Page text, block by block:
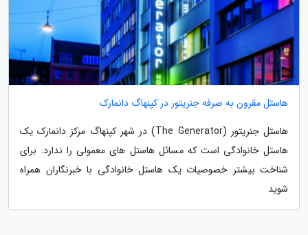
هاستل مقرون به صرفه جنریتور در کپنهاگ دانمارک
هاستل جنریتور (The Generator) در شهر کپنهاگ مرکز دانمارک یک
هاستل خانوادگی است که مسائل هاستل های معمولی را ندارد. برای
شناخت بیشتر خصوصیات یک هاستل خانوادگی با خبرنگاران همراه
شوید